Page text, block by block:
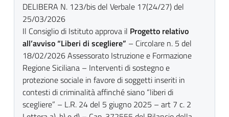
DELIBERA N. 123/bis del Verbale 17(24/27) del
25/03/2026
Il Consiglio di Istituto approva il Progetto relativo
all’avviso “Liberi di scegliere” – Circolare n. 5 del
18/02/2026 Assessorato Istruzione e Formazione
Regione Siciliana – Interventi di sostegno e
protezione sociale in favore di soggetti inseriti in
contesti di criminalità affinché siano “liberi di
scegliere” – L.R. 24 del 5 giugno 2025 – art 7 c. 2